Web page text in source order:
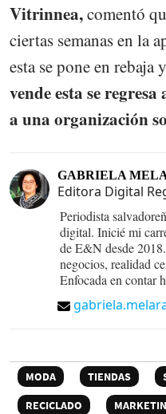
Vitrinnea,comentó
ciertas semanas en la
esta se pone en rebaja
vende esta se
a una organización
GABRIELA
Editora Digital
Periodista
digital. Inicié mi
de E&N desde
negocios, realidad
Enfocada en contar
MODA TIENDAS
RECICLADO